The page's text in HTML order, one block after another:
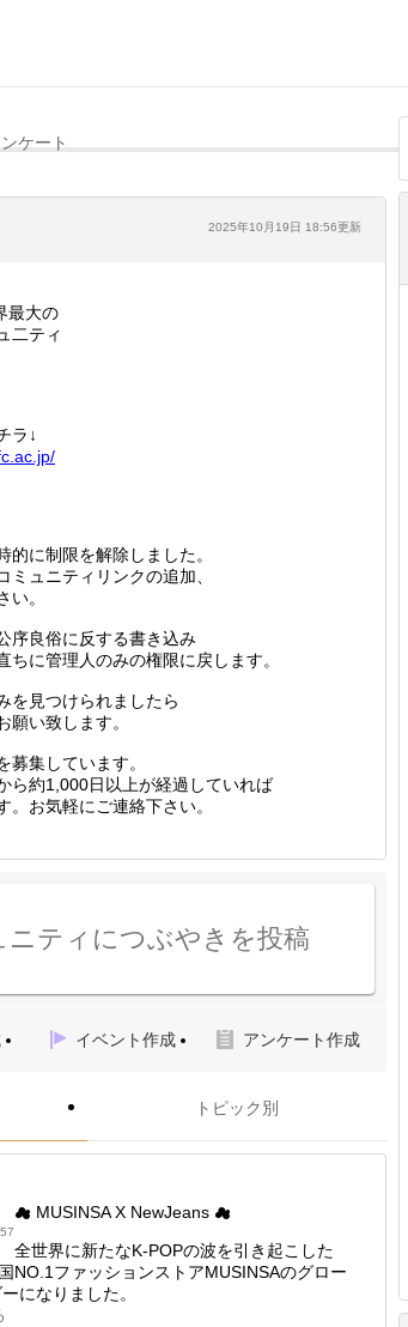
ケート
2025年10月19日 18:56更新
最大の
二ティ
ラ↓
c.jp/
的に制限を解除しました。
ミュニティリンクの追加、
い。
序良俗に反する書き込み
ちに管理人のみの権限に戻します。
を見つけられましたら
願い致します。
募集しています。
ら約1,000日以上が経過していれば
。お気軽にご連絡下さい。
ニティにつぶやきを投稿
イベント作成 アンケート作成
トピック別
☁ MUSINSA X NewJeans ☁
全世界に新たなK-POPの波を引き起こした
NO.1ファッションストアMUSINSAのグロー
になりました。